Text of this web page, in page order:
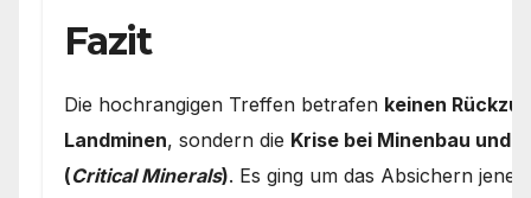
Fazit
Die hochrangigen Treffen betrafen keinen
Landminen, sondern die Krise bei Minenbau und
(Critical Minerals). Es ging um das Absichern